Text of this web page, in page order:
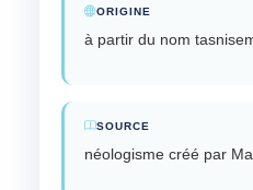
ORIGINE
à partir du nom
SOURCE
néologisme créé par